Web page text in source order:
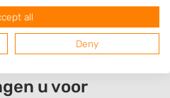
u voor
all
Deny